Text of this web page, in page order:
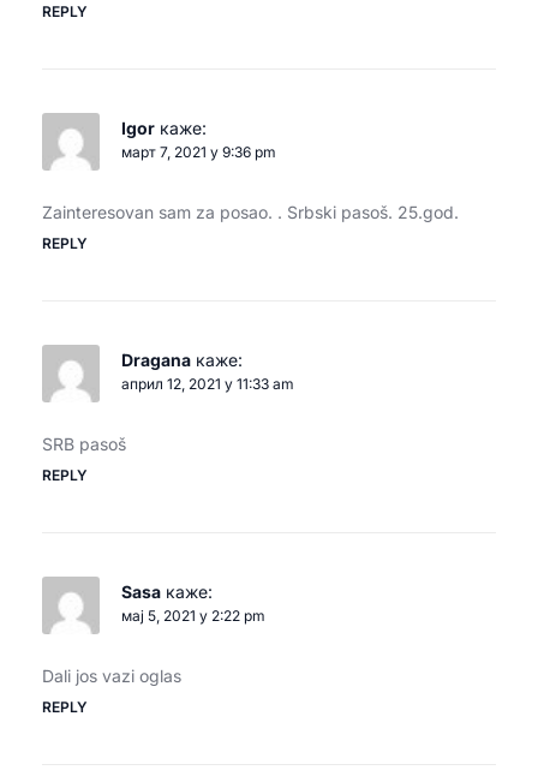
REPLY
Igor каже:
март 7, 2021 у 9:36 pm
Zainteresovan sam za posao. . Srbski pasoš. 25.god.
REPLY
Dragana каже:
април 12, 2021 у 11:33 am
SRB pasoš
REPLY
Sasa каже:
мај 5, 2021 у 2:22 pm
Dali jos vazi oglas
REPLY